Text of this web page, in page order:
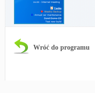
Wróć do programu